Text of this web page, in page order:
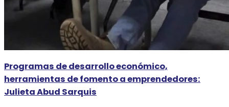
Programas de desarrollo económico,
herramientas de fomento a emprendedores:
Julieta Abud Sarquis